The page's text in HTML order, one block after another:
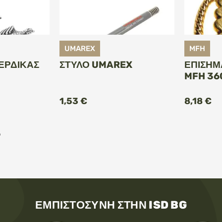
UMAREX
ΣΤΥΛΌ UMAREX
1,53 €
MFH
MFH
8,18 €
ΕΜΠΙΣΤΟΣΎΝΗ ΣΤΗΝ ISD BG